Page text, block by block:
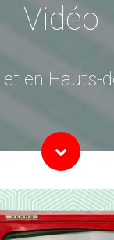
Vidéo
en Hauts-